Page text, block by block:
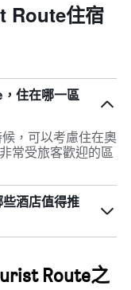
Route住宿
住在哪一區
候，可以考慮住在奧
常受旅客歡迎的區
酒店值得推
Route之